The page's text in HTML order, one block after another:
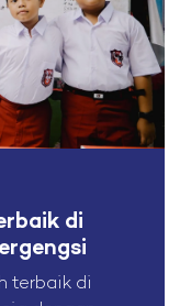
di
terbaik di